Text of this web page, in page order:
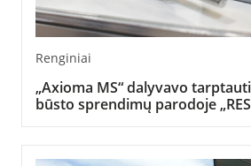
Renginiai
„Axioma MS“ dalyvavo
būsto sprendimų parodoje